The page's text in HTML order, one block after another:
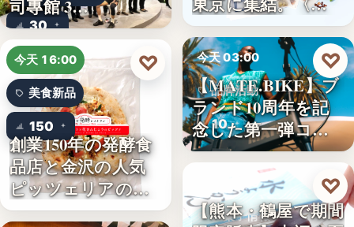
30
司專館 3…
今天 16:00
美食新品
150
創業150年の発酵食
品店と金沢の人気
ピッツェリアのコ
ラボ…
♡ 今天 03:00
品牌活動
10
【MATE.BIKE】ブ
ランド10周年を記
念した第一弾コ…
♡
今天 03:00
和菓子情報
【熊本・鶴屋で期間
♡